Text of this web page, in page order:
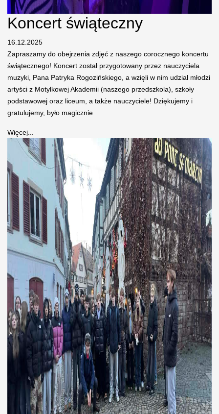
Koncert świąteczny
16.12.2025
Zapraszamy do obejrzenia zdjęć z naszego corocznego koncertu
świątecznego! Koncert został przygotowany przez nauczyciela
muzyki, Pana Patryka Rogozińskiego, a wzięli w nim udział młodzi
artyści z Motylkowej Akademii (naszego przedszkola), szkoły
podstawowej oraz liceum, a także nauczyciele! Dziękujemy i
gratulujemy, było magicznie
Więcej...